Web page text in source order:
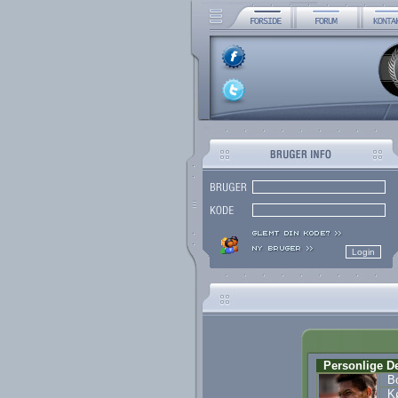
Personlige